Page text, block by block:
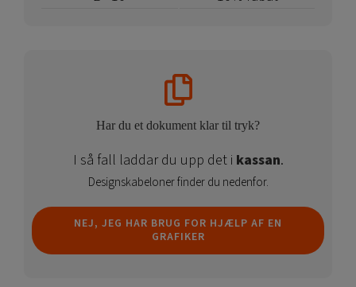
billede
Har du et dokument klar til tryk?
I så fall laddar du upp det i kassan.
Designskabeloner finder du nedenfor.
NEJ, JEG HAR BRUG FOR HJÆLP AF EN
GRAFIKER